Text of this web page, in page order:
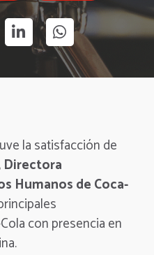
la satisfacción de
Directora
Humanos de Coca-
con presencia en